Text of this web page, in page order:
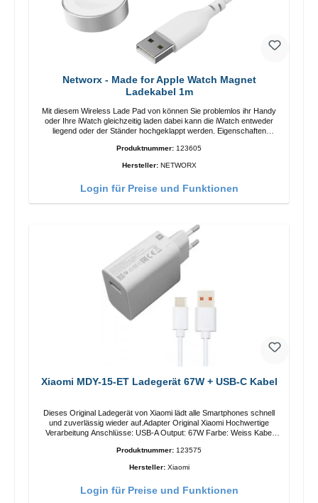
Networx - Made for Apple Watch Magnet
Ladekabel 1m
Mit diesem Wireless Lade Pad von können Sie problemlos ihr Handy
oder Ihre iWatch gleichzeitig laden dabei kann die iWatch entweder
liegend oder der Ständer hochgeklappt werden. Eigenschaften
Produktnummer: 123605
Hersteller: NETWORX
Login für Preise und Funktionen
Xiaomi MDY-15-ET Ladegerät 67W + USB-C Kabel
Dieses Original Ladegerät von Xiaomi lädt alle Smartphones schnell
und zuverlässig wieder auf.Adapter Original Xiaomi Hochwertige
Verarbeitung Anschlüsse: USB-A Output: 67W Farbe: Weiss Kabel
Produktnummer: 123575
Hersteller: Xiaomi
Login für Preise und Funktionen